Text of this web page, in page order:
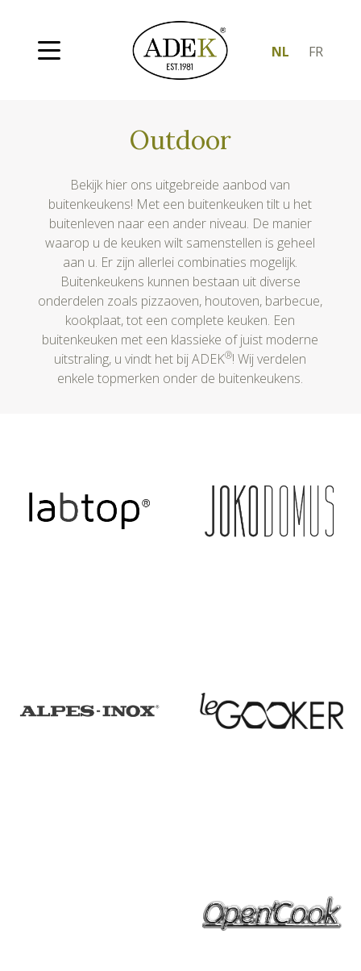
NL FR
Outdoor
Bekijk hier ons uitgebreide aanbod van
buitenkeukens! Met een buitenkeuken tilt u het
buitenleven naar een ander niveau. De manier
waarop u de keuken wilt samenstellen is geheel
aan u. Er zijn allerlei combinaties mogelijk.
Buitenkeukens kunnen bestaan uit diverse
onderdelen zoals pizzaoven, houtoven, barbecue,
kookplaat, tot een complete keuken. Een
buitenkeuken met een klassieke of juist moderne
uitstraling, u vindt het bij ADEK®! Wij verdelen
enkele topmerken onder de buitenkeukens.